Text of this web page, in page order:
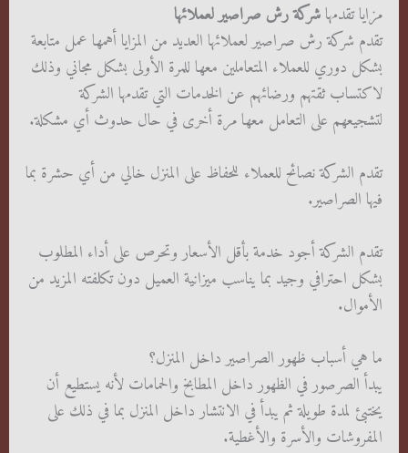
مزايا تقدمهاشركة رش صراصير لعملائها
تقدم شركة رش صراصير لعملائها العديد من المزايا أهمها عمل متابعة
بشكل دوري للعملاء المتعاملين معها للمرة الأولى بشكل مجاني وذلك
لاكتساب ثقتهم ورضائهم عن الخدمات التي تقدمها الشركة
لتشجيعهم على التعامل معها مرة أخرى في حال حدوث أي مشكلة.
تقدم الشركة نصائح للعملاء للحفاظ على المنزل خالي من أي حشرة بما
فيها الصراصير.
تقدم الشركة أجود خدمة بأقل الأسعار وتحرص على أداء المطلوب
بشكل احترافي وجيد بما يناسب ميزانية العميل دون تكلفته المزيد من
الأموال.
ما هي أسباب ظهور الصراصير داخل المنزل؟
يبدأ الصرصور في الظهور داخل المطابخ والحمامات لأنه يستطيع أن
يختبئ لمدة طويلة ثم يبدأ في الانتشار داخل المنزل بما في ذلك على
المفروشات والأسرة والأغطية.